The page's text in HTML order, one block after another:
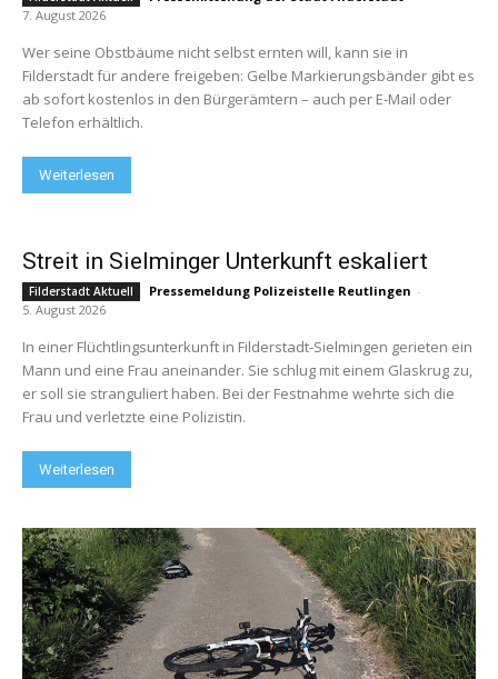
7. August 2026
Wer seine Obstbäume nicht selbst ernten will, kann sie in
Filderstadt für andere freigeben: Gelbe Markierungsbänder gibt es
ab sofort kostenlos in den Bürgerämtern – auch per E-Mail oder
Telefon erhältlich.
Weiterlesen
Streit in Sielminger Unterkunft eskaliert
Filderstadt Aktuell Pressemeldung Polizeistelle Reutlingen -
5. August 2026
In einer Flüchtlingsunterkunft in Filderstadt-Sielmingen gerieten ein
Mann und eine Frau aneinander. Sie schlug mit einem Glaskrug zu,
er soll sie stranguliert haben. Bei der Festnahme wehrte sich die
Frau und verletzte eine Polizistin.
Weiterlesen